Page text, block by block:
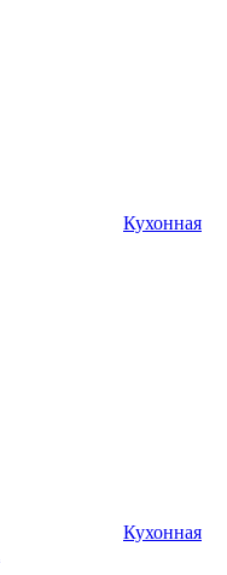
Кухонная
Кухонная